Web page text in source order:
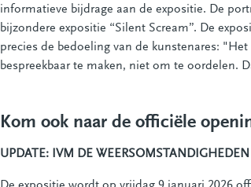
informatieve bijdrage aan de expositie. De
bijzondere expositie “Silent Scream”. De
precies de bedoeling van de kunstenares:
bespreekbaar te maken, niet om te oordelen.
Kom ook naar de officiële
UPDATE: IVM DE